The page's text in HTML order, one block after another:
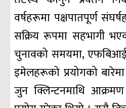
वर्षहरूमा पक्षपातपूर्ण
सक्रिय रूपमा सहभागी
चुनावको समयमा,
इमेलहरूको प्रयोगको
जुन क्लिन्टनमाथि